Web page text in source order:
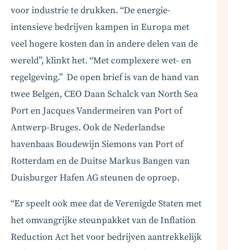
voor industrie te drukken. “De energie-
intensieve bedrijven kampen in Europa met
veel hogere kosten dan in andere delen van de
wereld”, klinkt het. “Met complexere wet- en
regelgeving.” De open brief is van de hand van
twee Belgen, CEO Daan Schalck van North Sea
Port en Jacques Vandermeiren van Port of
Antwerp-Bruges. Ook de Nederlandse
havenbaas Boudewijn Siemons van Port of
Rotterdam en de Duitse Markus Bangen van
Duisburger Hafen AG steunen de oproep.
“Er speelt ook mee dat de Verenigde Staten met
het omvangrijke steunpakket van de Inflation
Reduction Act het voor bedrijven aantrekkelijk